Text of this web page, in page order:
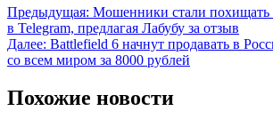
Предыдущая: Мошенники стали похищать
в Telegram, предлагая Лабубу за отзыв
Далее: Battlefield 6 начнут продавать в
со всем миром за 8000 рублей
Похожие новости